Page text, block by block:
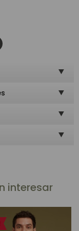
interesar